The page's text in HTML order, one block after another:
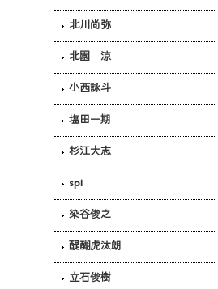
北川尚弥
北園 涼
小西詠斗
塩田一期
杉江大志
spi
染谷俊之
醍醐虎汰朗
立石俊樹